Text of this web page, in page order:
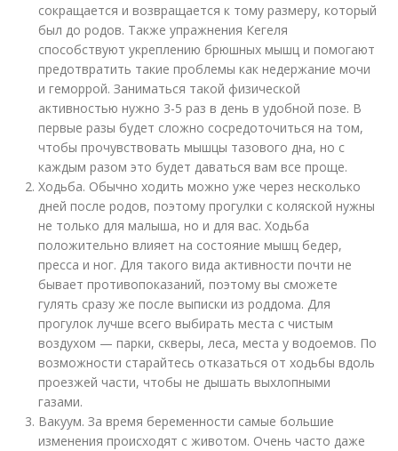
сокращается и возвращается к тому размеру, который
был до родов. Также упражнения Кегеля
способствуют укреплению брюшных мышц и помогают
предотвратить такие проблемы как недержание мочи
и геморрой. Заниматься такой физической
активностью нужно 3-5 раз в день в удобной позе. В
первые разы будет сложно сосредоточиться на том,
чтобы прочувствовать мышцы тазового дна, но с
каждым разом это будет даваться вам все проще.
Ходьба. Обычно ходить можно уже через несколько
дней после родов, поэтому прогулки с коляской нужны
не только для малыша, но и для вас. Ходьба
положительно влияет на состояние мышц бедер,
пресса и ног. Для такого вида активности почти не
бывает противопоказаний, поэтому вы сможете
гулять сразу же после выписки из роддома. Для
прогулок лучше всего выбирать места с чистым
воздухом — парки, скверы, леса, места у водоемов. По
возможности старайтесь отказаться от ходьбы вдоль
проезжей части, чтобы не дышать выхлопными
газами.
Вакуум. За время беременности самые большие
изменения происходят с животом. Очень часто даже